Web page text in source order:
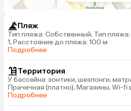
Пляж
Тип пляжа: Собственный, Тип
1, Расстояние до пляжа: 100 м
Подробнее
Территория
У бассейна: зонтики, шезлонги,
Прачечная (платно), Магазины, Wi-fi
Подробнее